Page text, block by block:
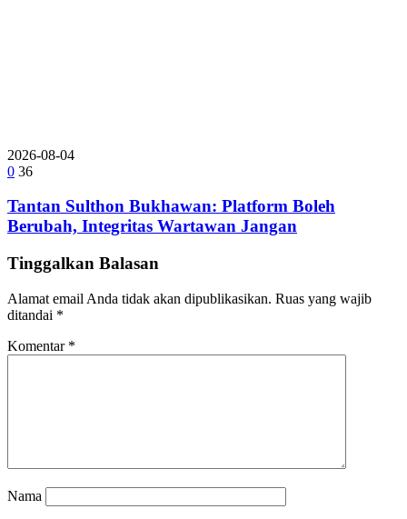
2026-08-04
0 36
Tantan Sulthon Bukhawan: Platform Boleh
Berubah, Integritas Wartawan Jangan
Tinggalkan Balasan
Alamat email Anda tidak akan dipublikasikan. Ruas yang wajib
ditandai *
Komentar *
Nama